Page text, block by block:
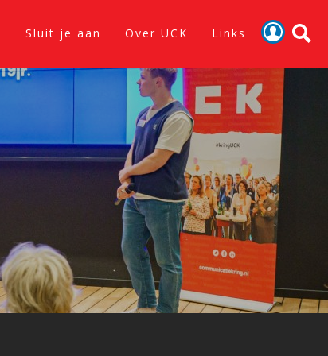
Sluit je aan Over UCK Links
Activiteiten
Nieuws
Verslagen
Sluit je aan
Over UCK
Links